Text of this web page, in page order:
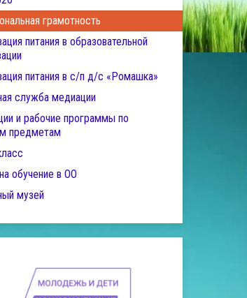
грамотность
питания в образовательной
питания в с/п д/с «Ромашка»
служба медиации
и рабочие программы по
предметам
обучение в ОО
музей